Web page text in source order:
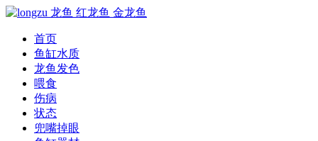
首页
鱼缸水质
龙鱼发色
喂食
伤病
状态
兜嘴掉眼